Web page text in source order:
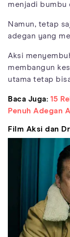
menjadi bumbu
Namun, tetap
adegan yang
Aksi
membangun
utama tetap
Baca Juga: 15
Penuh Adegan
Film Aksi dan